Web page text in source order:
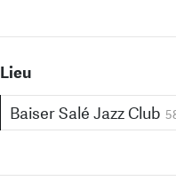
Lieu
Baiser Salé Jazz Club